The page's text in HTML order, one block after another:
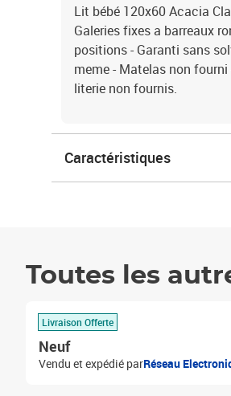
Lit bébé 120x60 Acacia
Galeries fixes a barreaux
positions - Garanti sans
meme - Matelas non
literie non fournis.
Caractéristiques
Toutes les
Livraison Offerte
Neuf
Vendu et expédié parRéseau